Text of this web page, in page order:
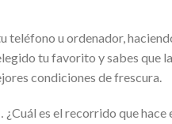
teléfono u ordenador,
tu favorito y sabes que
condiciones de frescura.
es el recorrido que